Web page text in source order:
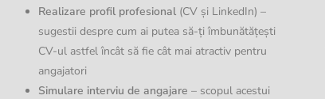
Realizare profil profesional (CV și LinkedIn) –
sugestii despre cum ai putea să-ți îmbunătățești
CV-ul astfel încât să fie cât mai atractiv pentru
angajatori
Simulare interviu de angajare – scopul acestui